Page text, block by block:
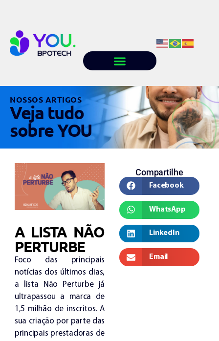
NOSSOS ARTIGOS
Veja tudo
sobre YOU
A LISTA NÃO
PERTURBE
Foco das principais
notícias dos últimos dias,
a lista Não Perturbe já
ultrapassou a marca de
1,5 milhão de inscritos. A
sua criação por parte das
principais prestadoras de
Compartilhe
Facebook
WhatsApp
LinkedIn
Email